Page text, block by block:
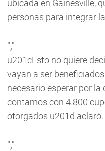
ubicada en Gainesville,
personas para integrar
","
u201cEsto no quiere
vayan a ser
necesario esperar por
contamos con 4.800
otorgados u201d aclaró.
","